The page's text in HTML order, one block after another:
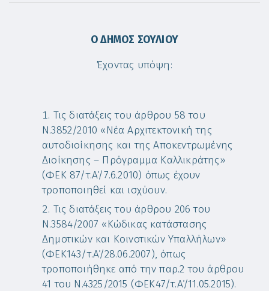
Ο ΔΗΜΟΣ ΣΟΥΛΙΟΥ
Έχοντας υπόψη:
Τις διατάξεις του άρθρου 58 του
Ν.3852/2010 «Νέα Αρχιτεκτονική της
αυτοδιοίκησης και της Αποκεντρωμένης
Διοίκησης – Πρόγραμμα Καλλικράτης»
(ΦΕΚ 87/τ.Α΄/7.6.2010) όπως έχουν
τροποποιηθεί και ισχύουν.
Τις διατάξεις του άρθρου 206 του
Ν.3584/2007 «Κώδικας κατάστασης
Δημοτικών και Κοινοτικών Υπαλλήλων»
(ΦΕΚ143/τ.Α΄/28.06.2007), όπως
τροποποιήθηκε από την παρ.2 του άρθρου
41 του Ν.4325/2015 (ΦΕΚ47/τ.Α΄/11.05.2015).